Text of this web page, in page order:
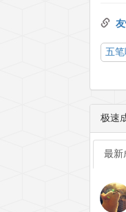
五
极速
最新